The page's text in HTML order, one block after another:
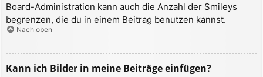
Board-Administration kann auch die Anzahl der Smileys
begrenzen, die du in einem Beitrag benutzen kannst.
Nach oben
Kann ich Bilder in meine Beiträge einfügen?